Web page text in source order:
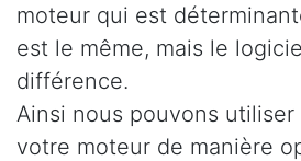
moteur qui est
est le même, mais le
différence.
Ainsi nous pouvons
votre moteur de manière